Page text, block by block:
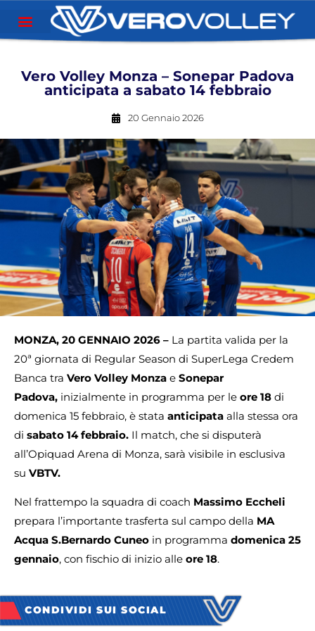
Vero Volley Monza – Sonepar Padova
anticipata a sabato 14 febbraio
20 Gennaio 2026
MONZA, 20 GENNAIO 2026 – La partita valida per la
20ª giornata di Regular Season di SuperLega Credem
Banca tra Vero Volley Monza e Sonepar
Padova, inizialmente in programma per le ore 18 di
domenica 15 febbraio, è stata anticipata alla stessa ora
di sabato 14 febbraio. Il match, che si disputerà
all’Opiquad Arena di Monza, sarà visibile in esclusiva
su VBTV.
Nel frattempo la squadra di coach Massimo Eccheli
prepara l’importante trasferta sul campo della MA
Acqua S.Bernardo Cuneo in programma domenica 25
gennaio, con fischio di inizio alle ore 18.
CONDIVIDI SUI SOCIAL